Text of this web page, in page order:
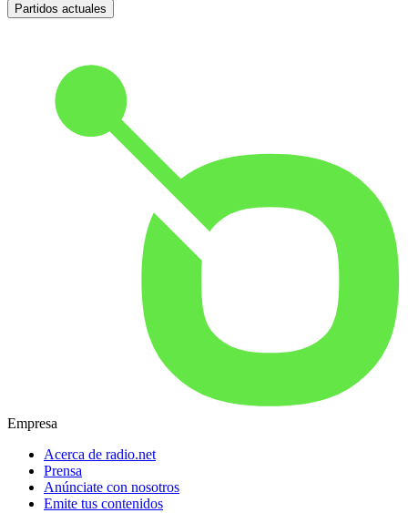
Partidos actuales
Empresa
Acerca de radio.net
Prensa
Anúnciate con nosotros
Emite tus contenidos